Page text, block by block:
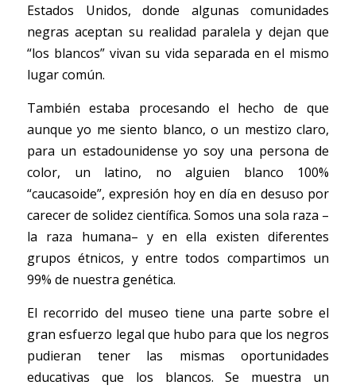
Estados Unidos, donde algunas comunidades
negras aceptan su realidad paralela y dejan que
“los blancos” vivan su vida separada en el mismo
lugar común.
También estaba procesando el hecho de que
aunque yo me siento blanco, o un mestizo claro,
para un estadounidense yo soy una persona de
color, un latino, no alguien blanco 100%
“caucasoide”, expresión hoy en día en desuso por
carecer de solidez científica. Somos una sola raza –
la raza humana– y en ella existen diferentes
grupos étnicos, y entre todos compartimos un
99% de nuestra genética.
El recorrido del museo tiene una parte sobre el
gran esfuerzo legal que hubo para que los negros
pudieran tener las mismas oportunidades
educativas que los blancos. Se muestra un